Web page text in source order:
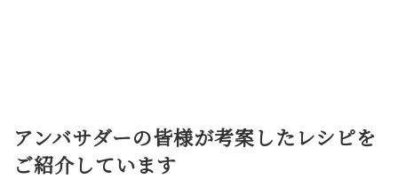
アンバサダーの皆様が考案したレシピを
ご紹介しています